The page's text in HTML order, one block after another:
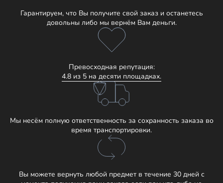
Гарантируем, что Вы получите свой заказ и останетесь
довольны либо мы вернём Вам деньги.
Превосходная репутация:
4.8 из 5 на десяти площадках.
Мы несём полную ответственность за сохранность заказа во
время транспортировки.
Вы можете вернуть любой предмет в течение 30 дней с